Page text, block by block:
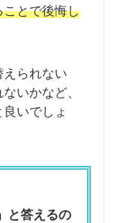
とで後悔し
られない
いかなど、
いでしょ
と答えるの